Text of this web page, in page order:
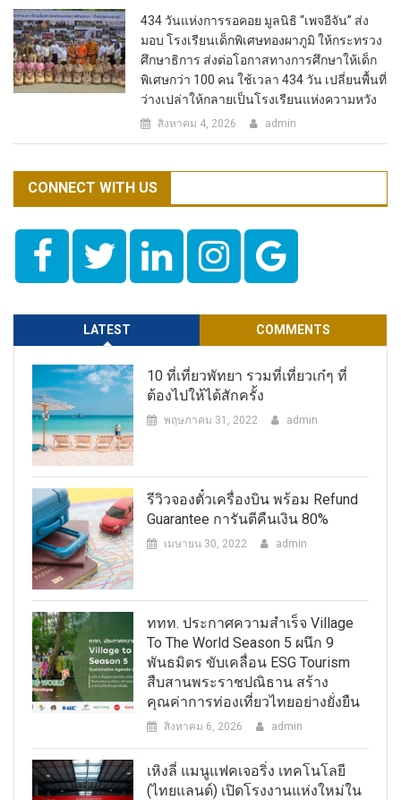
434 วันแห่งการรอคอย มูลนิธิ “เพจอีจัน” ส่ง
มอบ โรงเรียนเด็กพิเศษทองผาภูมิ ให้กระทรวง
ศึกษาธิการ ส่งต่อโอกาสทางการศึกษาให้เด็ก
พิเศษกว่า 100 คน ใช้เวลา 434 วัน เปลี่ยนพื้นที่
ว่างเปล่าให้กลายเป็นโรงเรียนแห่งความหวัง
สิงหาคม 4, 2026 admin
CONNECT WITH US
LATEST COMMENTS
10 ที่เที่ยวพัทยา รวมที่เที่ยวเก๋ๆ ที่
ต้องไปให้ได้สักครั้ง
พฤษภาคม 31, 2022 admin
รีวิวจองตั๋วเครื่องบิน พร้อม Refund
Guarantee การันตีคืนเงิน 80%
เมษายน 30, 2022 admin
ททท. ประกาศความสำเร็จ Village
To The World Season 5 ผนึก 9
พันธมิตร ขับเคลื่อน ESG Tourism
สืบสานพระราชปณิธาน สร้าง
คุณค่าการท่องเที่ยวไทยอย่างยั่งยืน
สิงหาคม 6, 2026 admin
เหิงลี่ แมนูแฟคเจอริ่ง เทคโนโลยี
(ไทยแลนด์) เปิดโรงงานแห่งใหม่ใน